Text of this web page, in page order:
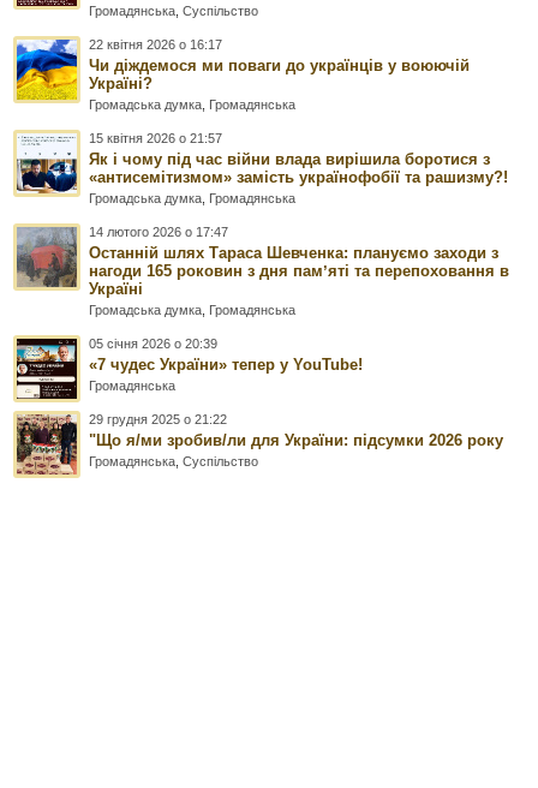
Громадянська ,Суспільство
22 квітня 2026 о 16:17
Чи діждемося ми поваги до українців у воюючій
Україні?
Громадська думка Громадянська
15 квітня 2026 о 21:57
Як і чому під час війни влада вирішила боротися з
«антисемітизмом» замість українофобії та рашизму?!
Громадська думка Громадянська
14 лютого 2026 о 17:47
Останній шлях Тараса Шевченка: плануємо заходи з
нагоди 165 роковин з дня памʼяті та перепоховання в
Україні
Громадська думка Громадянська
05 січня 2026 о 20:39
«7 чудес України» тепер у YouTube!
Громадянська
29 грудня 2025 о 21:22
"Що я/ми зробив/ли для України: підсумки 2026 року
Громадянська ,Суспільство